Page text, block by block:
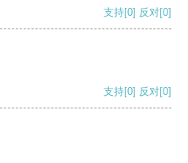
支持[0] 反对[0]
支持[0] 反对[0]